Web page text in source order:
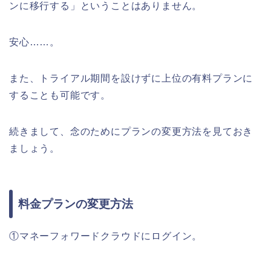
ンに移行する」ということはありません。
安心……。
また、トライアル期間を設けずに上位の有料プランに
することも可能です。
続きまして、念のためにプランの変更方法を見ておき
ましょう。
料金プランの変更方法
①マネーフォワードクラウドにログイン。